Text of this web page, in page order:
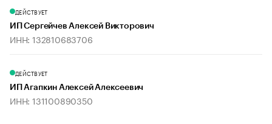
ДЕЙСТВУЕТ
ИП Сергейчев Алексей Викторович
ИНН: 132810683706
ДЕЙСТВУЕТ
ИП Агапкин Алексей Алексеевич
ИНН: 131100890350